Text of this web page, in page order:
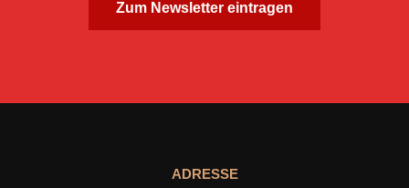
Zum Newsletter eintragen
ADRESSE